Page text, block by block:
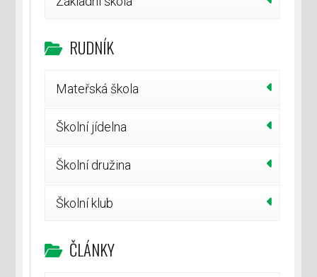
RUDNÍK
Mateřská škola
Školní jídelna
Školní družina
Školní klub
ČLÁNKY